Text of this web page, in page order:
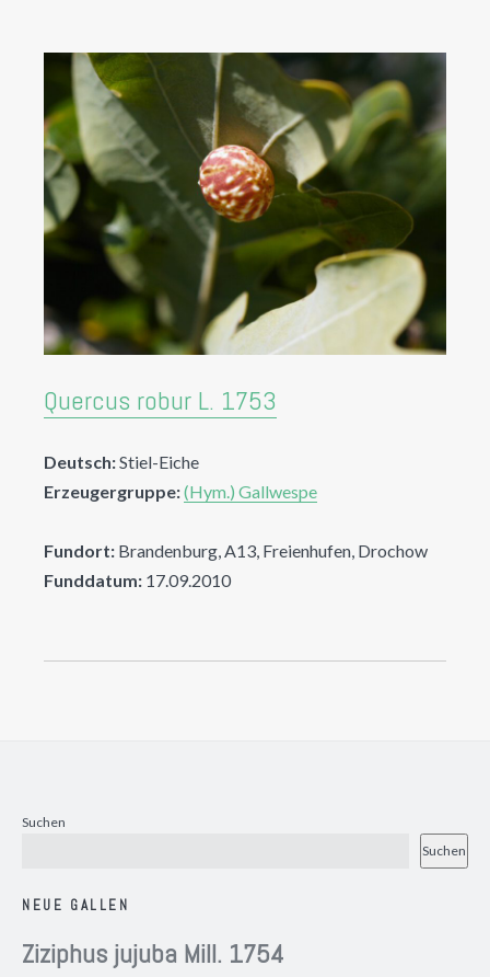
Quercus robur L. 1753
Deutsch:Stiel-Eiche
Erzeugergruppe:(Hym.) Gallwespe
Fundort: Brandenburg, A13, Freienhufen, Drochow
Funddatum: 17.09.2010
Suchen
Suchen
NEUE GALLEN
Ziziphus jujuba Mill. 1754